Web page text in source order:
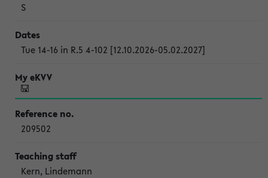
S
Tue 14-16 in R.5 4-102 [12.10.2026-05.02.2027]
209502
Kern, Lindemann